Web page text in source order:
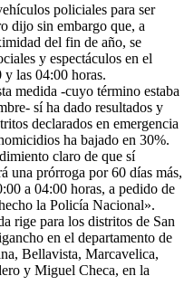
policiales para ser
dijo sin embargo que, a
del fin de año, se
y espectáculos en el
las 04:00 horas.
medida -cuyo término estaba
sí ha dado resultados y
declarados en emergencia
ha bajado en 30%.
claro de que sí
una prórroga por 60 días más,
a 04:00 horas, a pedido de
la Policía Nacional».
rige para los distritos de San
en el departamento de
Bellavista, Marcavelica,
y Miguel Checa, en la